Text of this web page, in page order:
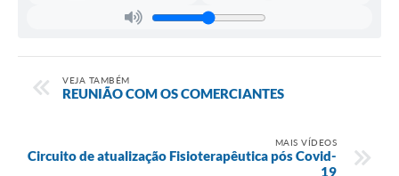
VEJA TAMBÉM
REUNIÃO COM OS COMERCIANTES
MAIS VÍDEOS
Circuito de atualização Fisioterapêutica pós Covid-
19